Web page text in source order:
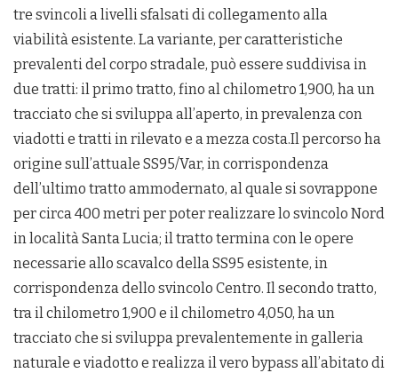
tre svincoli a livelli sfalsati di collegamento alla
viabilità esistente. La variante, per caratteristiche
prevalenti del corpo stradale, può essere suddivisa in
due tratti: il primo tratto, fino al chilometro 1,900, ha un
tracciato che si sviluppa all’aperto, in prevalenza con
viadotti e tratti in rilevato e a mezza costa.Il percorso ha
origine sull’attuale SS95/Var, in corrispondenza
dell’ultimo tratto ammodernato, al quale si sovrappone
per circa 400 metri per poter realizzare lo svincolo Nord
in località Santa Lucia; il tratto termina con le opere
necessarie allo scavalco della SS95 esistente, in
corrispondenza dello svincolo Centro. Il secondo tratto,
tra il chilometro 1,900 e il chilometro 4,050, ha un
tracciato che si sviluppa prevalentemente in galleria
naturale e viadotto e realizza il vero bypass all’abitato di